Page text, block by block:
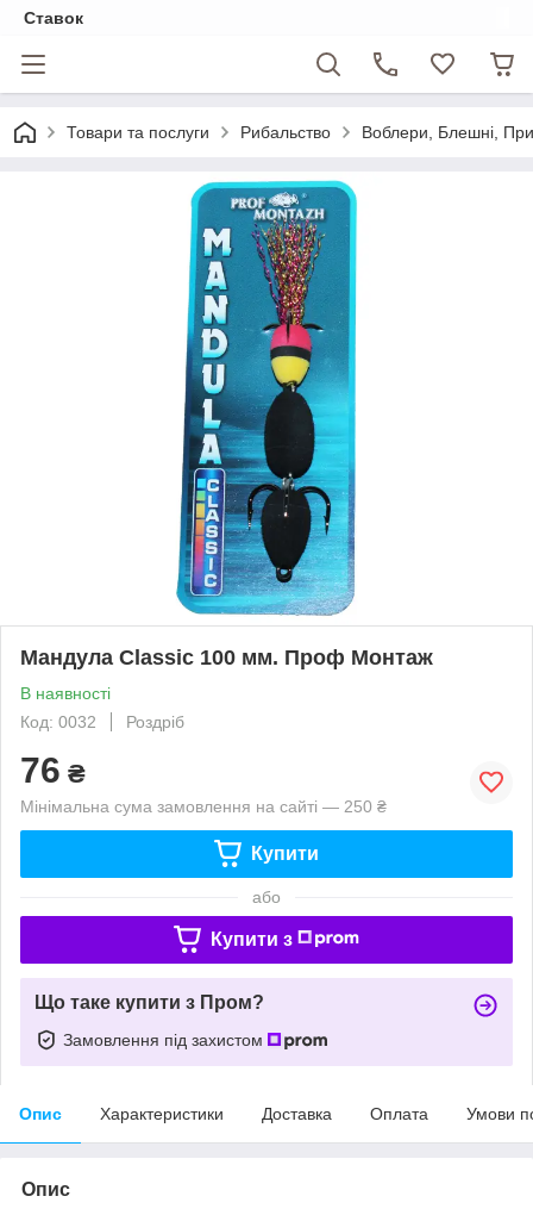
Ставок
Товари та послуги Рибальство Воблери, Блешні,
Мандула Classic 100 мм. Проф Монтаж
В наявності
Код: 0032
Роздріб
76 ₴
Мінімальна сума замовлення на сайті — 250 ₴
Купити
або
Купити з
Що таке купити з Пром?
Замовлення під захистом
Опис Характеристики Доставка Оплата Умови
Опис